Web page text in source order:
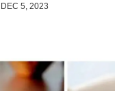
DEC 5, 2023